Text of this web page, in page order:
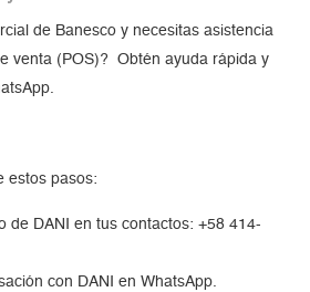
de Banesco y necesitas asistencia
venta (POS)? Obtén ayuda rápida y
estos pasos:
de DANI en tus contactos: +58 414-
con DANI en WhatsApp.